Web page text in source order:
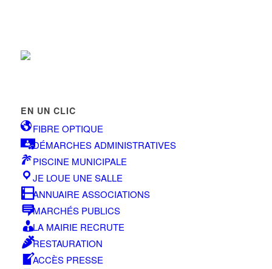
EN UN CLIC
FIBRE OPTIQUE
DÉMARCHES ADMINISTRATIVES
PISCINE MUNICIPALE
JE LOUE UNE SALLE
ANNUAIRE ASSOCIATIONS
MARCHÉS PUBLICS
LA MAIRIE RECRUTE
RESTAURATION
ACCÈS PRESSE